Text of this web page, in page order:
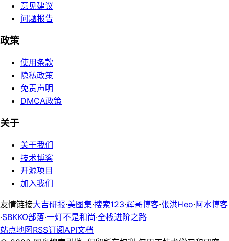
意见建议
问题报告
政策
使用条款
隐私政策
免责声明
DMCA政策
关于
关于我们
技术博客
开源项目
加入我们
友情链接大吉研报·美图集·搜索123·辉哥博客·张洪Heo·阿水博客
·SBKKO部落·一灯不是和尚·全栈进阶之路
站点地图RSS订阅API文档